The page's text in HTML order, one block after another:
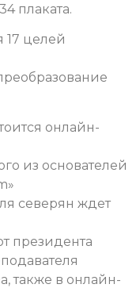
плаката.
17 целей
онлайн-
из основателей
северян ждет
президента
также в онлайн-